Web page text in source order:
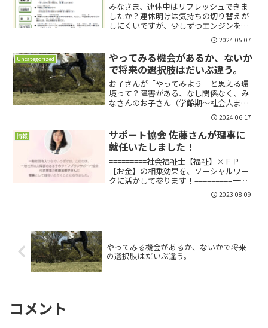
みなさま、連休中はリフレッシュできま
したか？連休明けは気持ちの切り替えが
しにくいですが、少しずつエンジンをか
けていきましょう！さて、本日のご案内
は・・・令和6年度より、つなぐいっぽの
2日間ひとり暮らし体験のシェアハウス事
業を、世田谷区さんと...
2024.05.07
Uncategorized
やってみる機会があるか、ないか
で将来の選択肢はだいぶ違う。
お子さんが「やってみよう」と思える環
境って？障害がある、なし関係なく、み
なさんのお子さん（学齢期～社会人まで
幅広く！）は、ご自宅で家事のお手伝い
をしていますか？やってるよ、というご
家庭は素晴らしいですね！こちらの生活
力の学び場シェアハウス、...
2024.06.17
情報
サポート協会 佐藤さんが理事に
就任いたしました！
=========社会福祉士【福祉】×ＦＰ
【お金】の相乗効果を、ソーシャルワー
クに活かして参ります！=========一般
社団法人つなぐいっぽでは、このたび、
一般社団法人障害のある子のライフプラ
2023.08.09
やってみる機会があるか、ないかで将来
の選択肢はだいぶ違う。
コメント